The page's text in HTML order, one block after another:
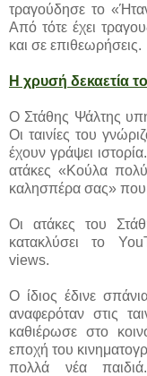
τραγούδησε το
Από τότε έχει
και σε επιθεωρήσεις.
Η χρυσή δεκαετία
Ο Στάθης Ψάλτης
Οι ταινίες του
έχουν γράψει
ατάκες «Κούλα
καλησπέρα σας» που
Οι ατάκες του
κατακλύσει το
views.
Ο ίδιος έδινε
αναφερόταν στις
καθιέρωσε στο
εποχή του
πολλά νέα